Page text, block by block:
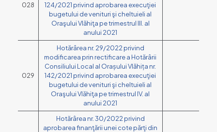
028
124/2021 privind aprobarea execuţiei
bugetului de venituri şi cheltuieli al
Oraşului Vlăhiţa pe trimestrul III. al
anului 2021
029
Hotărârea nr. 29/2022 privind
modificarea prin rectificare a Hotărârii
Consiliului Local al Orașului Vlăhița nr.
142/2021 privind aprobarea execuţiei
bugetului de venituri şi cheltuieli al
Oraşului Vlăhiţa pe trimestrul IV. al
anului 2021
Hotărârea nr. 30/2022 privind
aprobarea finanţării unei cote părţi din